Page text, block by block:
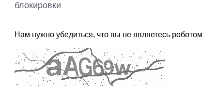
блокировки
Нам нужно убедиться, что вы не являетесь роботом